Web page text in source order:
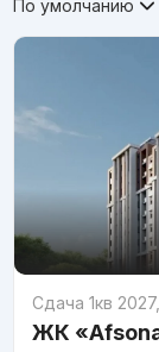
По умолчанию
Сдача 1кв 2027,
ЖК